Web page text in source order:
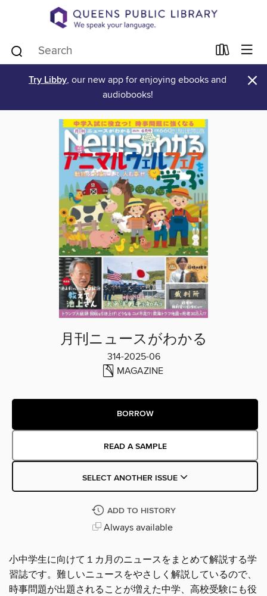
Try Libby, our new app for enjoying ebooks and
audiobooks!
×
月刊ニュースがわかる
314-2025-06
MAGAZINE
BORROW
READ A SAMPLE
SELECT ANOTHER ISSUE
ADD TO HISTORY
Always available
小中学生に向けて１カ月のニュースをまとめて解説する学
習誌です。難しいニュースをやさしく解説しているので、
時事問題が出題されることが増えた中学、高校受験にも役